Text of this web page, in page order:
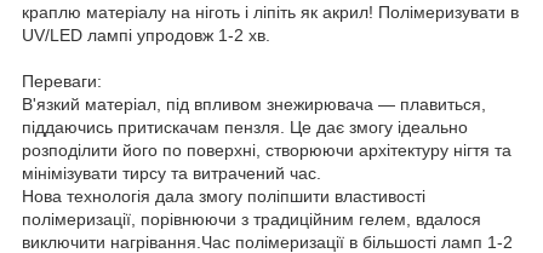
краплю матеріалу на ніготь і ліпіть як акрил! Полімеризувати в
UV/LED лампі упродовж 1-2 хв.
Переваги:
В'язкий матеріал, під впливом знежирювача — плавиться,
піддаючись притискачам пензля. Це дає змогу ідеально
розподілити його по поверхні, створюючи архітектуру нігтя та
мінімізувати тирсу та витрачений час.
Нова технологія дала змогу поліпшити властивості
полімеризації, порівнюючи з традиційним гелем, вдалося
виключити нагрівання.Час полімеризації в більшості ламп 1-2